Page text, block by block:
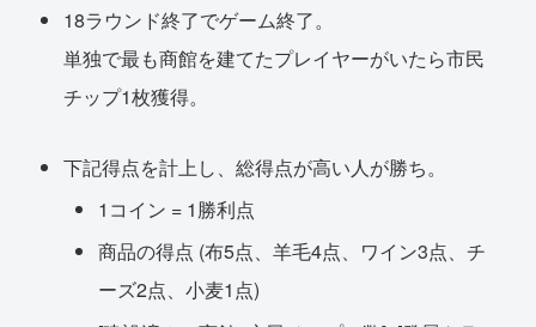
18ラウンド終了でゲーム終了。
単独で最も商館を建てたプレイヤーがいたら市民
チップ1枚獲得。
下記得点を計上し、総得点が高い人が勝ち。
1コイン = 1勝利点
商品の得点 (布5点、羊毛4点、ワイン3点、チ
ーズ2点、小麦1点)